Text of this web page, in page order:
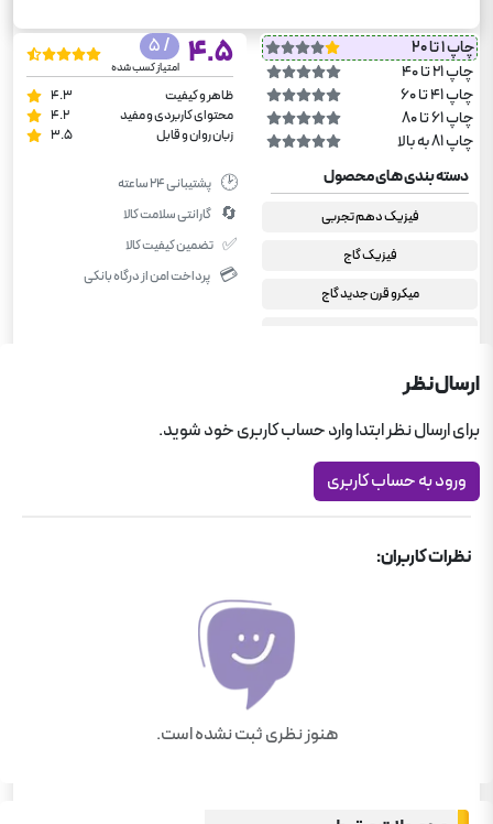
چاپ 1 تا 20
چاپ 21 تا 40
چاپ 41 تا 60
چاپ 61 تا 80
چاپ 81 به بالا
4.5
/ 5
امتیاز کسب شده
ظاهر و کیفیت
4.3
محتوای کاربردی و مفید
4.2
زبان روان و قابل
3.5
دسته بندی های محصول
فیزیک دهم تجربی
فیزیک گاج
میکرو قرن جدید گاج
کمک درسی رشته تجربی
🕑 پشتیبانی ۲۴ ساعته
🔄 گارانتی سلامت کالا
✅ تضمین کیفیت کالا
💳 پرداخت امن از درگاه بانکی
ارسال نظر
برای ارسال نظر ابتدا وارد حساب کاربری خود شوید.
ورود به حساب کاربری
نظرات کاربران:
هنوز نظری ثبت نشده است.